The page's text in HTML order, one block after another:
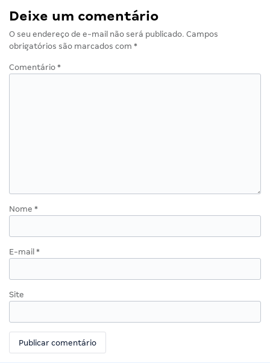
Deixe um comentário
O seu endereço de e-mail não será publicado. Campos
obrigatórios são marcados com *
Comentário *
Nome *
E-mail *
Site